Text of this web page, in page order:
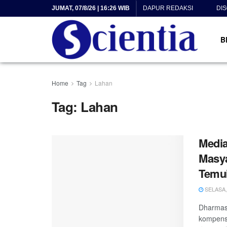
JUMAT, 07/8/26 | 16:26 WIB DAPUR REDAKSI
Home Tag Lahan
Tag: Lahan